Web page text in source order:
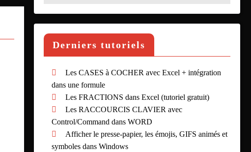
Derniers tutoriels
Les CASES à COCHER avec Excel + intégration
dans une formule
Les FRACTIONS dans Excel (tutoriel gratuit)
Les RACCOURCIS CLAVIER avec
Control/Command dans WORD
Afficher le presse-papier, les émojis, GIFS animés et
symboles dans Windows